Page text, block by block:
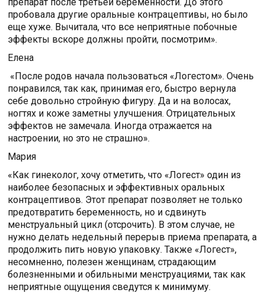
пробовала другие оральные контрацептивы, но было
еще хуже. Вычитала, что все неприятные побочные
эффекты вскоре должны пройти, посмотрим».
Елена
«После родов начала пользоваться «Логестом». Очень
понравился, так как, принимая его, быстро вернула
себе довольно стройную фигуру. Да и на волосах,
ногтях и коже заметны улучшения. Отрицательных
эффектов не замечала. Иногда отражается на
настроении, но это не страшно».
Мария
«Как гинеколог, хочу отметить, что «Логест» один из
наиболее безопасных и эффективных оральных
контрацептивов. Этот препарат позволяет не только
предотвратить беременность, но и сдвинуть
менструальный цикл (отсрочить). В этом случае, не
нужно делать недельный перерыв приема препарата, а
продолжить пить новую упаковку. Также «Логест»,
несомненно, полезен женщинам, страдающим
болезненными и обильными менструациями, так как
неприятные ощущения сведутся к минимуму.